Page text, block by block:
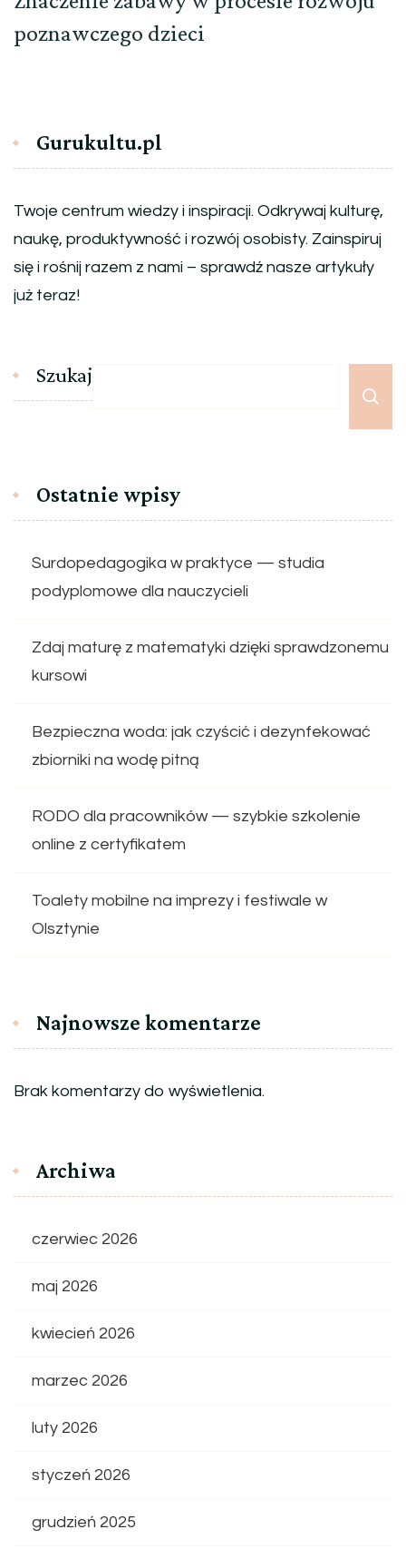
poznawczego dzieci
Gurukultu.pl
Twoje centrum wiedzy i inspiracji. Odkrywaj kulturę,
naukę, produktywność i rozwój osobisty. Zainspiruj
się i rośnij razem z nami – sprawdź nasze artykuły
już teraz!
Szukaj
Ostatnie wpisy
Surdopedagogika w praktyce — studia
podyplomowe dla nauczycieli
Zdaj maturę z matematyki dzięki sprawdzonemu
kursowi
Bezpieczna woda: jak czyścić i dezynfekować
zbiorniki na wodę pitną
RODO dla pracowników — szybkie szkolenie
online z certyfikatem
Toalety mobilne na imprezy i festiwale w
Olsztynie
Najnowsze komentarze
Brak komentarzy do wyświetlenia.
Archiwa
czerwiec 2026
maj 2026
kwiecień 2026
marzec 2026
luty 2026
styczeń 2026
grudzień 2025